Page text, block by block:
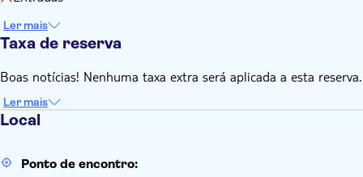
Ler mais
Taxa de reserva
Boas notícias! Nenhuma taxa extra será aplicada a esta reserva.
Ler mais
Local
Ponto de encontro: